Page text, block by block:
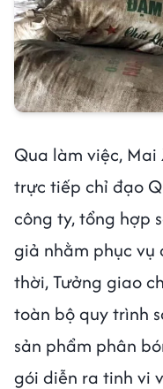
Qua làm việc,
trực tiếp chỉ đạo
công ty, tổng hợp
giả nhằm phục vụ
thời, Tưởng giao
toàn bộ quy trình
sản phẩm phân
gói diễn ra tinh vi